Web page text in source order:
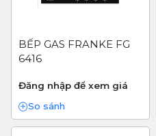
BẾP GAS FRANKE FG
6416
Đăng nhập để xem giá
So sánh